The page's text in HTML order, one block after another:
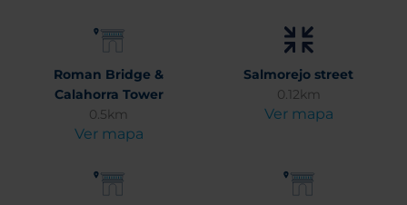
Roman Bridge &
Calahorra Tower
0.5km
Ver mapa
Salmorejo street
0.12km
Ver mapa